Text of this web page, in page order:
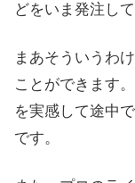
どをいま発注し
まあそういうわ
ことができます
を実感して途中
です。